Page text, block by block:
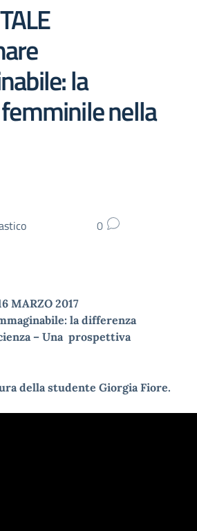
la
nella
0
MARZO 2017
la differenza
– Una prospettiva
della studente Giorgia Fiore.